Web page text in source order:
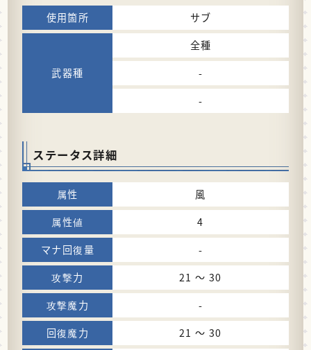
サブ
全種
-
-
ステータス詳細
風
4
-
21 〜 30
-
21 〜 30